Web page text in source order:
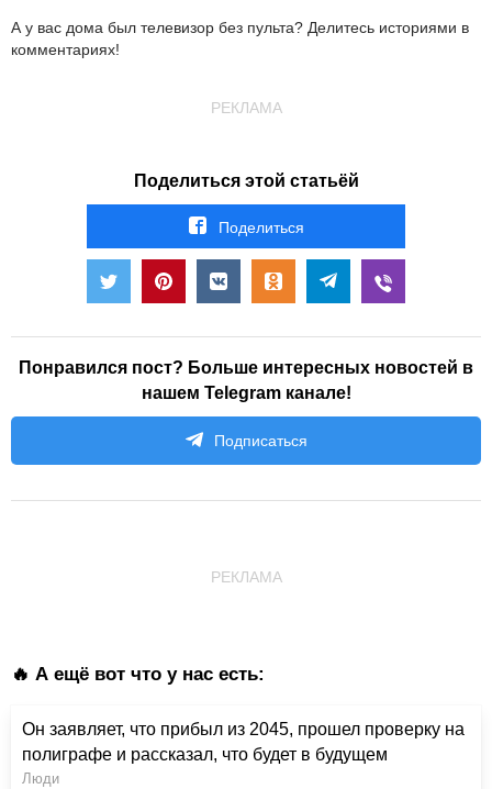
А у вас дома был телевизор без пульта? Делитесь историями в
комментариях!
РЕКЛАМА
Поделиться этой статьёй
Поделиться
Понравился пост? Больше интересных новостей в
нашем Telegram канале!
Подписаться
РЕКЛАМА
🔥 А ещё вот что у нас есть:
Он заявляет, что прибыл из 2045, прошел проверку на
полиграфе и рассказал, что будет в будущем
Люди